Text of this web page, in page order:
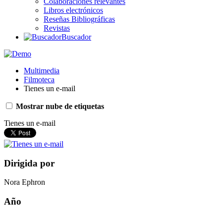
Libros electrónicos
Reseñas Bibliográficas
Revistas
Buscador
Multimedia
Filmoteca
Tienes un e-mail
Mostrar nube de etiquetas
Tienes un e-mail
Dirigida por
Nora Ephron
Año